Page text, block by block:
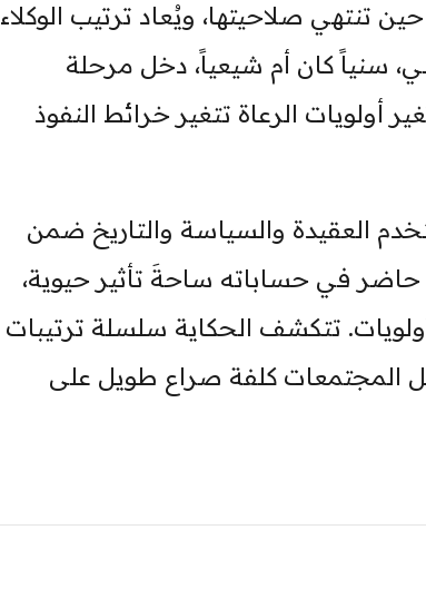
تنتهي صلاحيتها، ويُعاد ترتيب الوكلاء
سنياً كان أم شيعياً، دخل مرحلة
أولويات الرعاة تتغير خرائط النفوذ
إقليمي يستخدم العقيدة والسياسة والتاريخ ضمن
في حساباته ساحةَ تأثير حيوية،
تتكشف الحكاية سلسلة ترتيبات
المجتمعات كلفة صراع طويل على